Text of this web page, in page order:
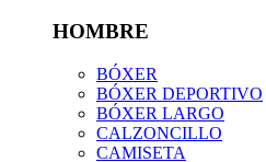
HOMBRE
BÓXER
BÓXER DEPORTIVO
BÓXER LARGO
CALZONCILLO
CAMISETA